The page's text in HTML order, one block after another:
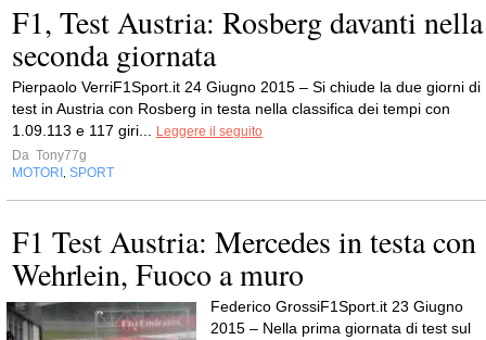
F1, Test Austria: Rosberg davanti nella
seconda giornata
Pierpaolo VerriF1Sport.it 24 Giugno 2015 – Si chiude la due giorni di
test in Austria con Rosberg in testa nella classifica dei tempi con
1.09.113 e 117 giri... Leggere il seguito
Da Tony77g
MOTORI , SPORT
F1 Test Austria: Mercedes in testa con
Wehrlein, Fuoco a muro
Federico GrossiF1Sport.it 23 Giugno
2015 – Nella prima giornata di test sul